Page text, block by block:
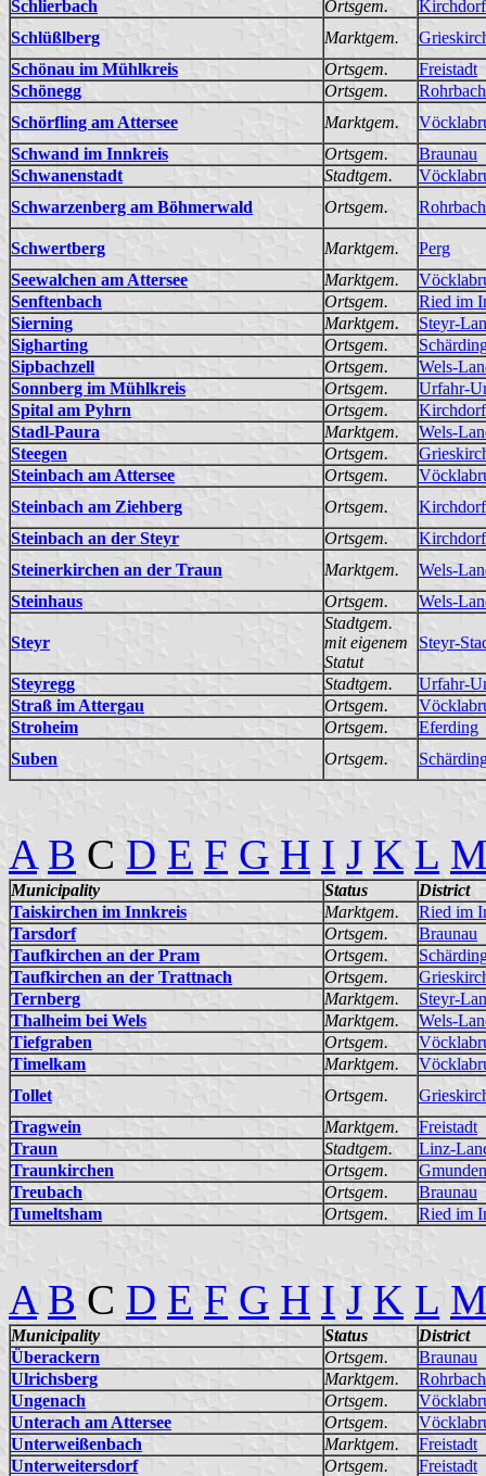
Schlierbach Ortsgem.
Schlüßlberg
Marktgem.
Schönau im Mühlkreis
Ortsgem.
Freistadt
Schönegg
Ortsgem.
Rohrbach
Schörfling am Attersee
Marktgem.
Schwand im Innkreis
Ortsgem.
Braunau
Schwanenstadt
Stadtgem.
Schwarzenberg am Böhmerwald
Ortsgem. Rohrbach
Schwertberg Marktgem.
Perg
Seewalchen am Attersee
Marktgem.
Senftenbach
Ortsgem.
Ried im
Sierning
Marktgem.
Steyr-
Sigharting
Ortsgem.
Sipbachzell
Ortsgem.
Wels-
Sonnberg im Mühlkreis
Ortsgem.
Urfahr-
Spital am Pyhrn
Ortsgem.
Stadl-Paura
Marktgem.
Wels-
Steegen
Ortsgem.
Steinbach am Attersee
Ortsgem.
Steinbach am Ziehberg
Ortsgem.
Steinbach an der Steyr
Ortsgem.
Steinerkirchen an der Traun
Marktgem.
Wels-
Steinhaus
Ortsgem. Wels-
Steyr
Stadtgem.
mit eigenem
Statut
Steyr-
Steyregg Stadtgem.
Urfahr-
Straß im Attergau
Ortsgem.
Stroheim
Ortsgem.
Eferding
Suben
Ortsgem.
A B C D E F G H I J K L
Municipality Status
District
Taiskirchen im Innkreis
Marktgem.
Ried im
Tarsdorf
Ortsgem.
Braunau
Taufkirchen an der Pram
Ortsgem.
Taufkirchen an der Trattnach
Ortsgem.
Ternberg
Marktgem.
Steyr-
Thalheim bei Wels
Marktgem.
Wels-
Tiefgraben
Ortsgem.
Timelkam
Marktgem.
Tollet
Ortsgem.
Tragwein
Marktgem.
Freistadt
Traun
Stadtgem.
Linz-
Traunkirchen
Ortsgem.
Gmunden
Treubach
Ortsgem.
Braunau
Tumeltsham
Ortsgem. Ried im
A B C D E F G H I J K L
Municipality Status
District
Überackern
Ortsgem.
Braunau
Ulrichsberg
Marktgem.
Rohrbach
Ungenach
Ortsgem.
Unterach am Attersee
Ortsgem.
Unterweißenbach
Marktgem.
Freistadt
Unterweitersdorf
Ortsgem.
Freistadt